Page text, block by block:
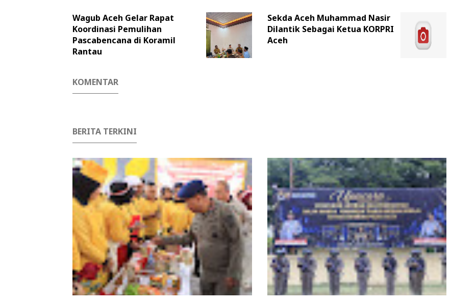
Wagub Aceh Gelar Rapat
Koordinasi Pemulihan
Pascabencana di Koramil
Rantau
Sekda Aceh Muhammad Nasir
Dilantik Sebagai Ketua KORPRI
Aceh
KOMENTAR
BERITA TERKINI